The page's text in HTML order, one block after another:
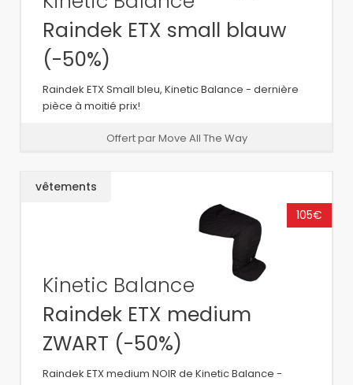
Raindek ETX small blauw
(-50%)
Raindek ETX Small bleu, Kinetic Balance - dernière
pièce à moitié prix!
Offert par Move All The Way
vêtements
105€
Kinetic Balance
Raindek ETX medium
ZWART (-50%)
Raindek ETX medium NOIR de Kinetic Balance -